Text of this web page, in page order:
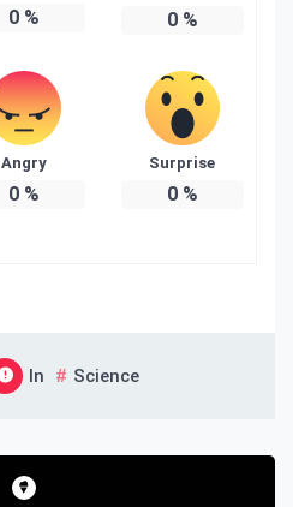
0% 0%
Angry
0%
Surprise
0%
In Science